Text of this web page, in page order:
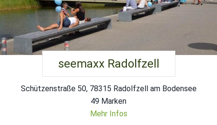
seemaxx Radolfzell
Schützenstraße 50, 78315 Radolfzell am Bodensee
49 Marken
Mehr Infos